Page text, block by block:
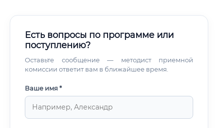
Есть вопросы по программе или
поступлению?
Оставьте сообщение — методист приемной
комиссии ответит вам в ближайшее время.
Ваше имя *